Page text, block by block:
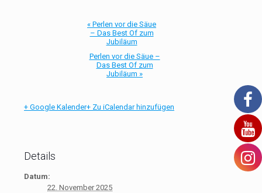
« Perlen vor die Säue
– Das Best Of zum
Jubiläum
Perlen vor die Säue –
Das Best Of zum
Jubiläum »
+ Google Kalender+ Zu iCalendar hinzufügen
Details
Datum:
22. November 2025